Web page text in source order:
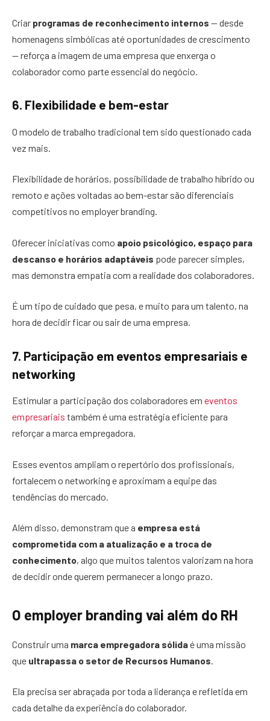
Criar programas de reconhecimento internos — desde
homenagens simbólicas até oportunidades de crescimento
— reforça a imagem de uma empresa que enxerga o
colaborador como parte essencial do negócio.
6. Flexibilidade e bem-estar
O modelo de trabalho tradicional tem sido questionado cada
vez mais.
Flexibilidade de horários, possibilidade de trabalho híbrido ou
remoto e ações voltadas ao bem-estar são diferenciais
competitivos no employer branding.
Oferecer iniciativas como apoio psicológico, espaço para
descanso e horários adaptáveis pode parecer simples,
mas demonstra empatia com a realidade dos colaboradores.
É um tipo de cuidado que pesa, e muito para um talento, na
hora de decidir ficar ou sair de uma empresa.
7. Participação em eventos empresariais e
networking
Estimular a participação dos colaboradores em eventos
empresariais também é uma estratégia eficiente para
reforçar a marca empregadora.
Esses eventos ampliam o repertório dos profissionais,
fortalecem o networking e aproximam a equipe das
tendências do mercado.
Além disso, demonstram que a empresa está
comprometida com a atualização e a troca de
conhecimento, algo que muitos talentos valorizam na hora
de decidir onde querem permanecer a longo prazo.
O employer branding vai além do RH
Construir uma marca empregadora sólidaé uma missão
que ultrapassa o setor de Recursos Humanos
Ela precisa ser abraçada por toda a liderança e refletida em
cada detalhe da experiência do colaborador.